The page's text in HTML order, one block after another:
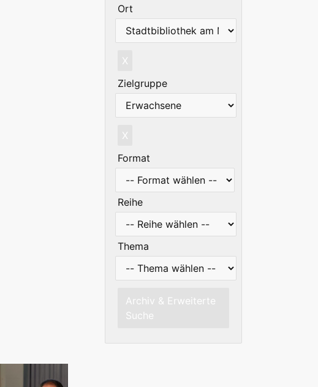
Ort
X
Zielgruppe
X
Format
Reihe
Thema
Archiv & Erweiterte
Suche